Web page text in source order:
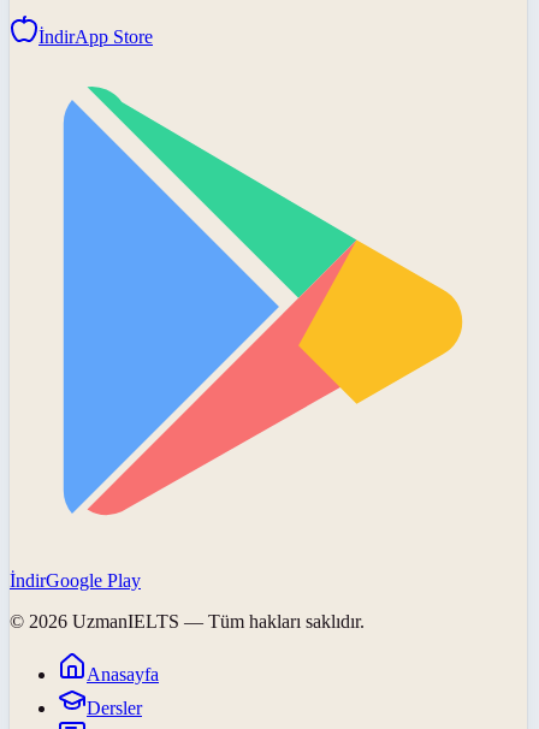
İndirApp Store
İndirGoogle Play
© 2026 UzmanIELTS — Tüm hakları saklıdır.
Anasayfa
Dersler